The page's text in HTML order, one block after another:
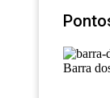
Barra